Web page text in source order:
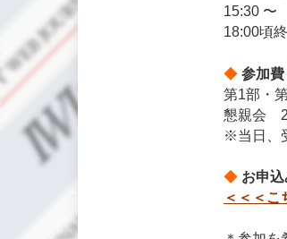
15:30 〜
18:00頃
◆参加費
第1部・
懇親会
※当日、
◆ お申
＜＜＜こ